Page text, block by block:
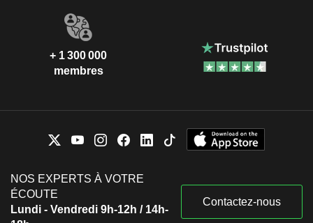
+ 1 300 000
membres
NOS EXPERTS À VOTRE
ÉCOUTE
Lundi - Vendredi 9h-12h / 14h-
Contactez-nous